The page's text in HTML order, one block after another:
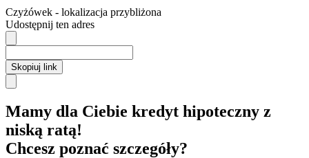
Czyżówek - lokalizacja przybliżona
Udostępnij ten adres
Skopiuj link
Mamy dla Ciebie kredyt hipoteczny z
niską ratą!
Chcesz poznać szczegóły?